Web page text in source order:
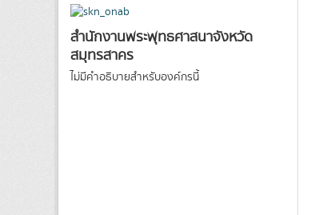
สำนักงานพระพุทธศาสนาจังหวัด
สมุทรสาคร
ไม่มีคำอธิบายสำหรับองค์กรนี้